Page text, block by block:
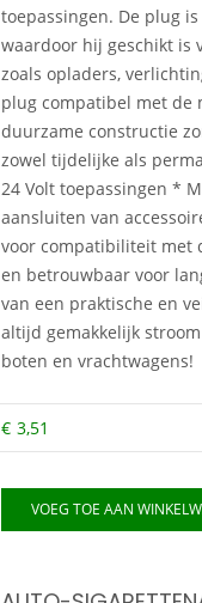
toepassingen. De plug
waardoor hij geschikt is
zoals opladers,
plug compatibel met de
duurzame constructie
zowel tijdelijke als
24 Volt toepassingen *
aansluiten van
voor compatibiliteit met
en betrouwbaar voor
van een praktische en
altijd gemakkelijk
boten en vrachtwagens!
€ 3,51
VOEG TOE AAN